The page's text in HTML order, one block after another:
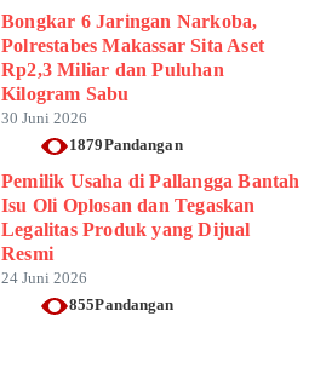
Bongkar 6 Jaringan Narkoba,
Polrestabes Makassar Sita Aset
Rp2,3 Miliar dan Puluhan
Kilogram Sabu
30 Juni 2026
1879Pandangan
Pemilik Usaha di Pallangga Bantah
Isu Oli Oplosan dan Tegaskan
Legalitas Produk yang Dijual
Resmi
24 Juni 2026
855Pandangan